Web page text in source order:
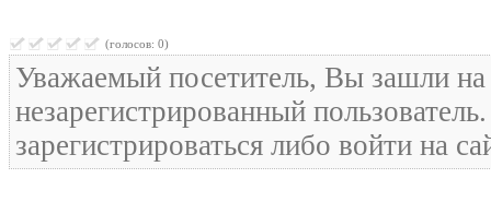
(голосов: 0)
Уважаемый посетитель, Вы зашли на
незарегистрированный
зарегистрироваться либо войти на